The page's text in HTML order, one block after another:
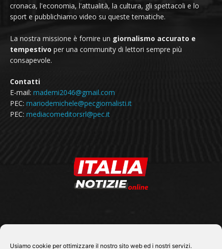
Usiamo cookie per ottimizzare il nostro sito web ed i nostri servizi.
cronaca, l'economia, l'attualità, la cultura, gli spettacoli e lo
sport e pubblichiamo video su queste tematiche.
La nostra missione è fornire un giornalismo accurato e
tempestivo per una community di lettori sempre più
consapevole.
Contatti
E-mail: mademi2046@gmail.com
PEC: mariodemichele@pecgiornalisti.it
PEC: mediacomeditorsrl@pec.it
SEGUICI SU